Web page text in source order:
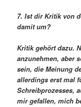
7. Ist dir Kritik von
damit um?
Kritik gehört dazu.
anzunehmen, aber
sein, die Meinung
allerdings erst mal
Schreibprozesses,
mir gefallen, mich